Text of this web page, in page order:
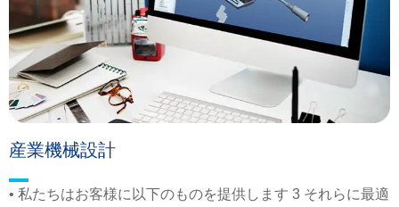
産業機械設計
• 私たちはお客様に以下のものを提供します 3 それらに最適